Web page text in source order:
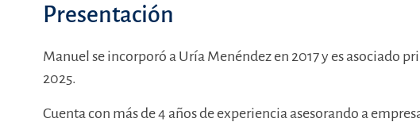
Presentación
Manuel se incorporó a Uría Menéndez en 2017 y es asociado
2025.
Cuenta con más de 4 años de experiencia asesorando a